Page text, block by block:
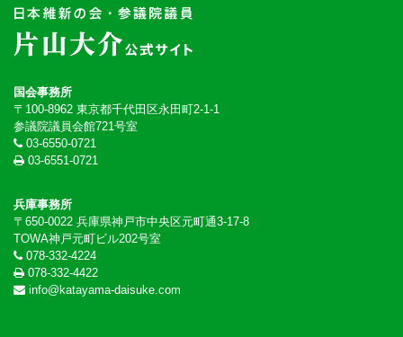
国会事務所
〒100-8962 東京都千代田区永田町2-1-1
参議院議員会館721号室
03-6550-0721
03-6551-0721
兵庫事務所
〒650-0022 兵庫県神戸市中央区元町通3-17-8
TOWA神戸元町ビル202号室
078-332-4224
078-332-4422
info@katayama-daisuke.com